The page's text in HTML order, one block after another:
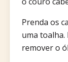
Prenda os
uma toalha.
remover o